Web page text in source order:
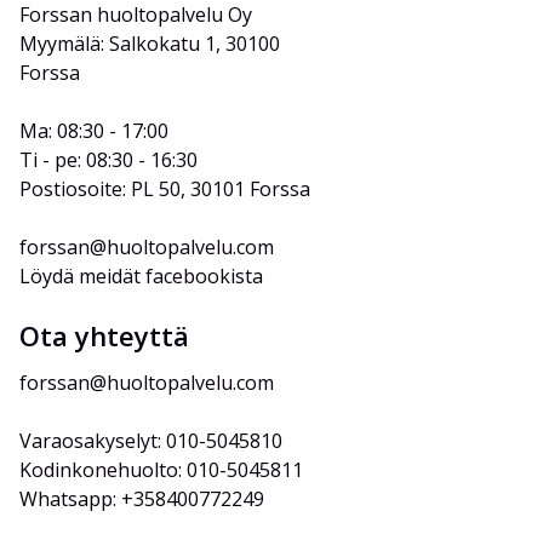
Forssan huoltopalvelu Oy
Myymälä: Salkokatu 1, 30100
Forssa
Ma: 08:30 - 17:00
Ti - pe: 08:30 - 16:30
Postiosoite: PL 50, 30101 Forssa
forssan@huoltopalvelu.com
Löydä meidät facebookista
Ota yhteyttä
forssan@huoltopalvelu.com
Varaosakyselyt: 010-5045810
Kodinkonehuolto: 010-5045811
Whatsapp: +358400772249